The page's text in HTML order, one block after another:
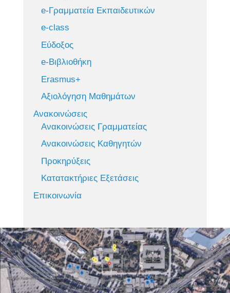
e-Γραμματεία Εκπαιδευτικών
e-class
Εύδοξος
e-Βιβλιοθήκη
Erasmus+
Αξιολόγηση Μαθημάτων
Ανακοινώσεις
Ανακοινώσεις Γραμματείας
Ανακοινώσεις Καθηγητών
Προκηρύξεις
Κατατακτήριες Εξετάσεις
Επικοινωνία